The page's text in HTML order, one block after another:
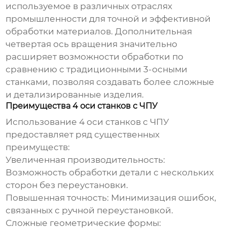
используемое в различных отраслях
промышленности для точной и эффективной
обработки материалов. Дополнительная
четвертая ось вращения значительно
расширяет возможности обработки по
сравнению с традиционными 3-осными
станками, позволяя создавать более сложные
и детализированные изделия.
Преимущества 4 оси станков с ЧПУ
Использование4 оси станков с ЧПУ
предоставляет ряд существенных
преимуществ:
Увеличенная производительность:
Возможность обработки детали с нескольких
сторон без переустановки.
Повышенная точность: Минимизация ошибок,
связанных с ручной переустановкой.
Сложные геометрические формы: